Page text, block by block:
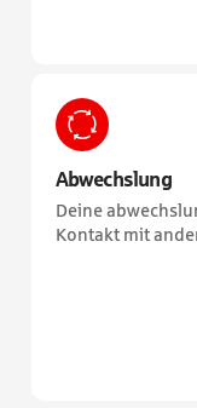
Abwechslung
Deine
Kontakt mit